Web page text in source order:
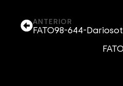
ANTERIOR
FATO98-644-